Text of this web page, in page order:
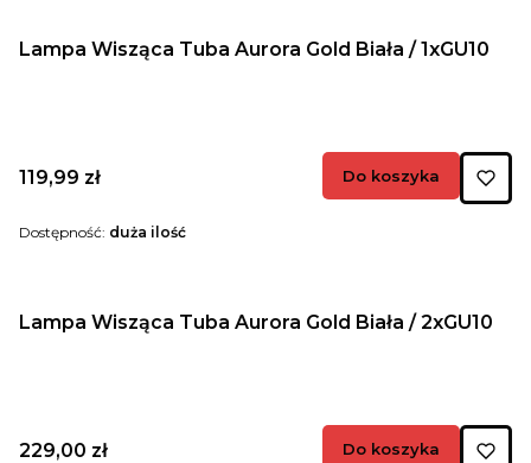
Lampa Wisząca Tuba Aurora Gold Biała / 1xGU10
Cena
119,99 zł Do koszyka
Dostępność: duża ilość
Lampa Wisząca Tuba Aurora Gold Biała / 2xGU10
Cena
229,00 zł Do koszyka